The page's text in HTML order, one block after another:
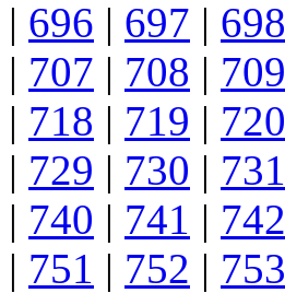
| 696 | 697 | 698
| 707 | 708 | 709
| 718 | 719 | 720
| 729 | 730 | 731
| 740 | 741 | 742
| 751 | 752 | 753